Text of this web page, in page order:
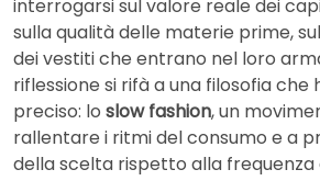
interrogarsi sul valore reale dei
sulla qualità delle materie prime,
dei vestiti che entrano nel loro
riflessione si rifà a una filosofia che
preciso: lo slow fashion, un
rallentare i ritmi del consumo e a
della scelta rispetto alla frequenza